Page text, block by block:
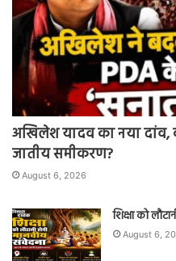
अखिलेश यादव का नया
जातीय समीकरण?
August 6, 2026
शिक्षा को
August 6,